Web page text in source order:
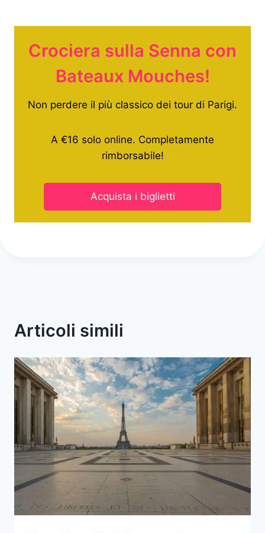
Crociera sulla Senna con
Bateaux Mouches!
Non perdere il più classico dei tour di Parigi.
A €16 solo online. Completamente
rimborsabile!
Acquista i biglietti
Articoli simili